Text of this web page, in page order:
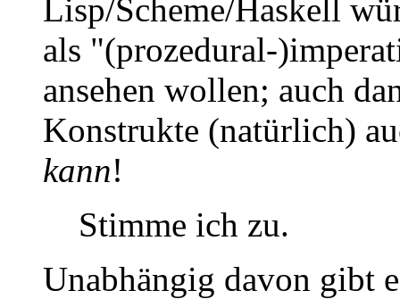
Lisp/Scheme/Haskell
als "(prozedural-
ansehen wollen; auch
Konstrukte (natürlich)
kann!
Stimme ich zu.
Unabhängig davon gibt